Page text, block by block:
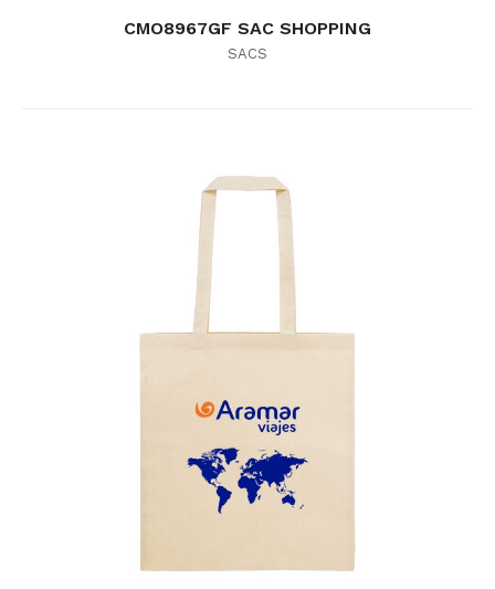
CMO8967GF SAC SHOPPING
SACS